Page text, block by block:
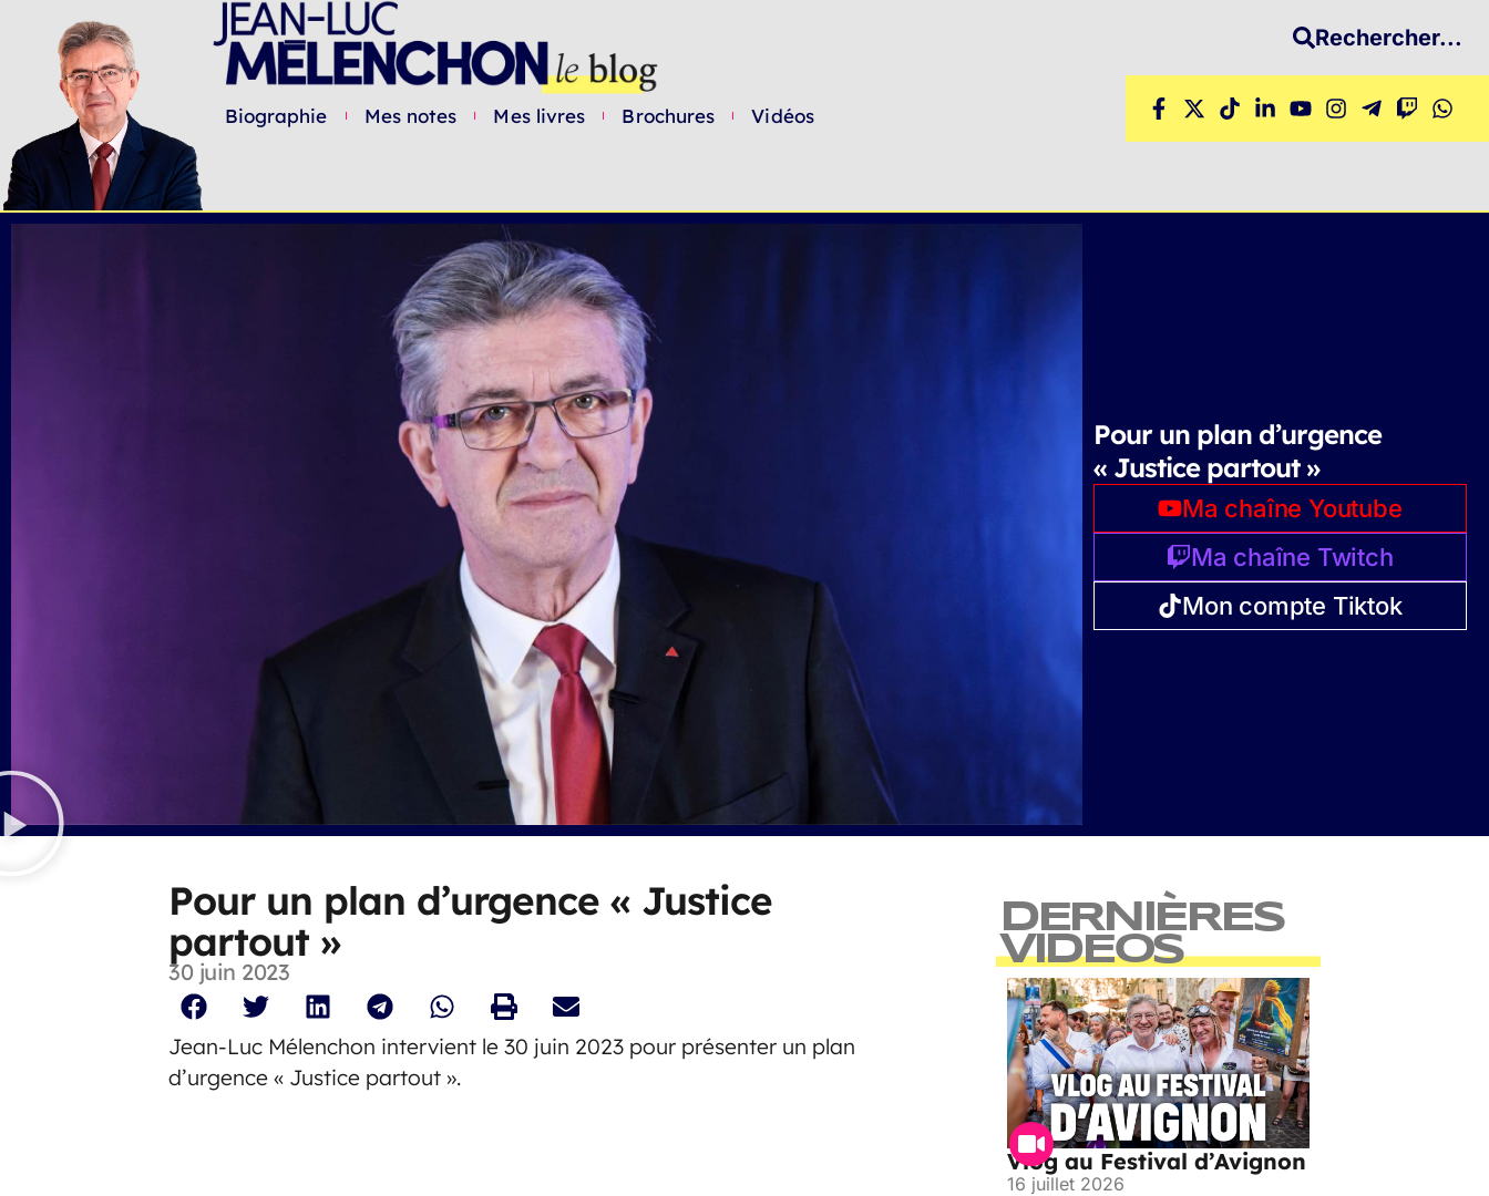
Biographie Mes notes Mes livres Brochures Vidéos
Rechercher...
Pour un plan d’urgence
« Justice partout »
Ma chaîne Youtube
Ma chaîne Twitch
Mon compte Tiktok
Pour un plan d’urgence « Justice
partout »
30 juin 2023
Jean-Luc Mélenchon intervient le 30 juin 2023 pour présenter un plan
d’urgence « Justice partout ».
DERNIÈRES
VIDEOS
Vlog au Festival d’Avignon
16 juillet 2026